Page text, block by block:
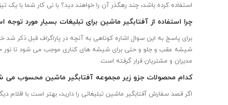
استفاده کرده باشد، چند رهگذر آن را خواهند دید؟ با نی کار شما با یک
چرا استفاده از آفتابگیر ماشین برای تبلیغات بسیار مورد توجه
برای پاسخ به این سوال اشاره کوتاهی به آنچه در پاراگراف قبل ذکر شد
شیشه عقب و جلو و حتی برای شیشه های کناری موجب می شود تا نور
مدیران و مشتریان قرار گرفته است.
کدام محصولات جزو زیر مجموعه آفتابگیر ماشین محسوب می
اگر قصد سفارش آفتابگیر ماشین تبلیغاتی را دارید، بهتر است با